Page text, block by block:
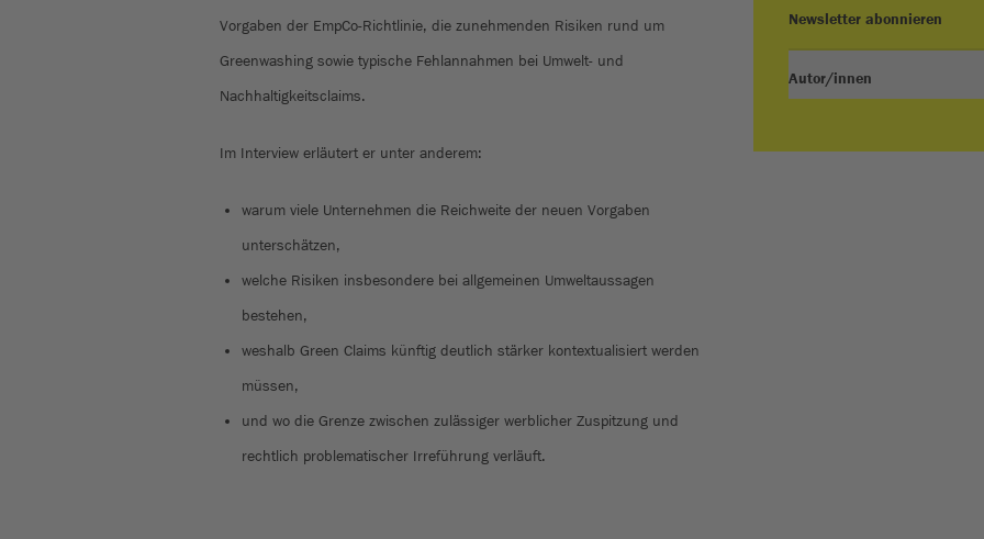
Vorgaben der EmpCo-Richtlinie, die zunehmenden Risiken rund um
Greenwashing sowie typische Fehlannahmen bei Umwelt- und
Nachhaltigkeitsclaims.
Im Interview erläutert er unter anderem:
warum viele Unternehmen die Reichweite der neuen Vorgaben
unterschätzen,
welche Risiken insbesondere bei allgemeinen Umweltaussagen
bestehen,
weshalb Green Claims künftig deutlich stärker kontextualisiert werden
müssen,
und wo die Grenze zwischen zulässiger werblicher Zuspitzung und
rechtlich problematischer Irreführung verläuft.
Newsletter abonnieren
Autor/innen